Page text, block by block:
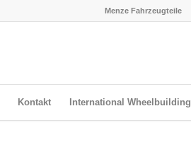
Menze Fahrzeugteile
Kontakt International Wheelbuilding